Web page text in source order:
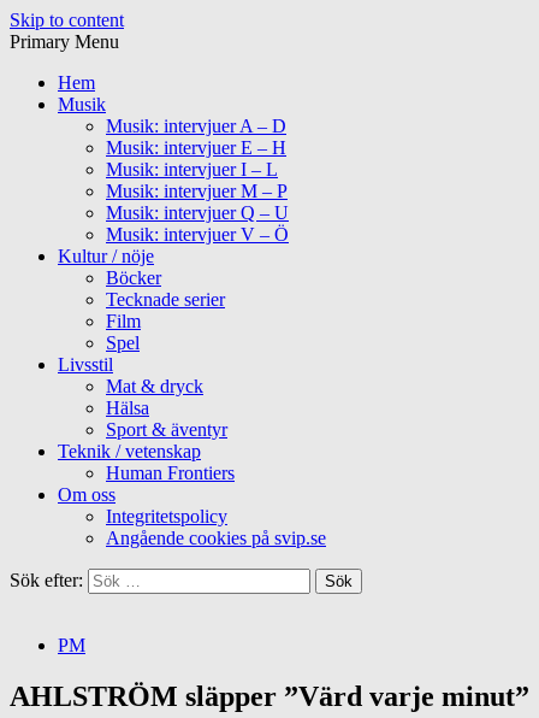
Skip to content
Primary Menu
Hem
Musik
Musik: intervjuer A – D
Musik: intervjuer E – H
Musik: intervjuer I – L
Musik: intervjuer M – P
Musik: intervjuer Q – U
Musik: intervjuer V – Ö
Kultur / nöje
Böcker
Tecknade serier
Film
Spel
Livsstil
Mat & dryck
Hälsa
Sport & äventyr
Teknik / vetenskap
Human Frontiers
Om oss
Integritetspolicy
Angående cookies på svip.se
Sök efter:
PM
AHLSTRÖM släpper ”Värd varje minut”